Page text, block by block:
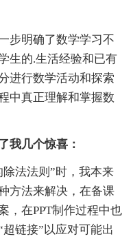
明确了数学学习不
生的.生活经验和已有
进行数学活动和探索
中真正理解和掌握数
几个惊喜：
法法则”时，我本来
方法来解决，在备课
，在PPT制作过程中也
链接”以应对可能出